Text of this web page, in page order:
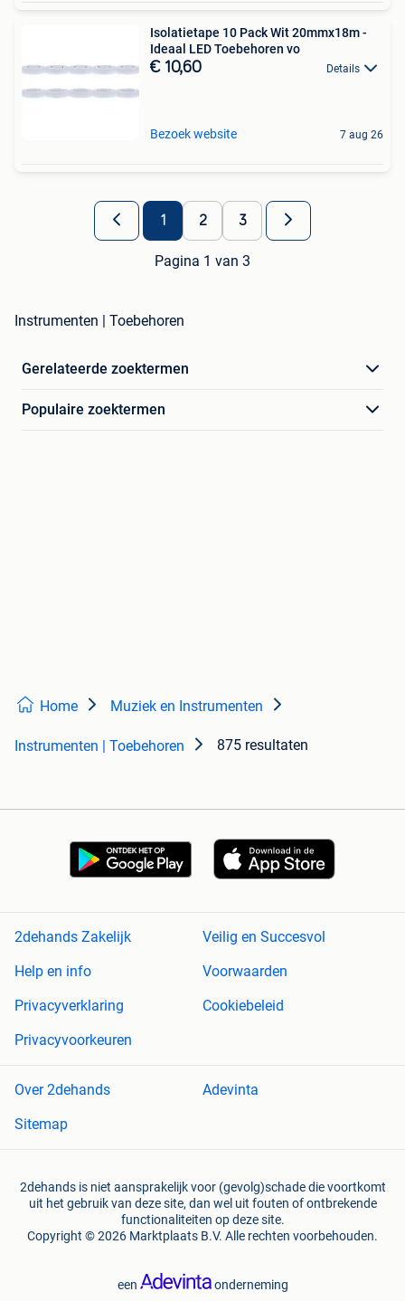
Isolatietape 10 Pack Wit 20mmx18m -
Ideaal LED Toebehoren vo
€ 10,60 Details
Bezoek website 7 aug 26
1 2 3
Pagina 1 van 3
Instrumenten | Toebehoren
Gerelateerde zoektermen
Populaire zoektermen
Home Muziek en Instrumenten
Instrumenten | Toebehoren 875 resultaten
2dehands Zakelijk
Veilig en Succesvol
Help en info
Voorwaarden
Privacyverklaring
Cookiebeleid
Privacyvoorkeuren
Over 2dehands
Adevinta
Sitemap
2dehands is niet aansprakelijk voor (gevolg)schade die voortkomt
uit het gebruik van deze site, dan wel uit fouten of ontbrekende
functionaliteiten op deze site.
Copyright © 2026 Marktplaats B.V. Alle rechten voorbehouden.
een onderneming